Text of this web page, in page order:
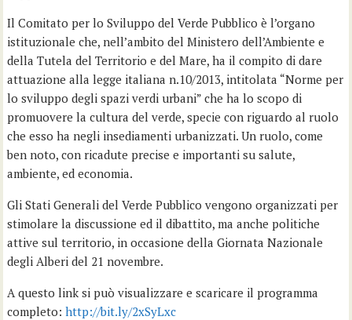
Il Comitato per lo Sviluppo del Verde Pubblico è l’organo
istituzionale che, nell’ambito del Ministero dell’Ambiente e
della Tutela del Territorio e del Mare, ha il compito di dare
attuazione alla legge italiana n.10/2013, intitolata “Norme per
lo sviluppo degli spazi verdi urbani” che ha lo scopo di
promuovere la cultura del verde, specie con riguardo al ruolo
che esso ha negli insediamenti urbanizzati. Un ruolo, come
ben noto, con ricadute precise e importanti su salute,
ambiente, ed economia.
Gli Stati Generali del Verde Pubblico vengono organizzati per
stimolare la discussione ed il dibattito, ma anche politiche
attive sul territorio, in occasione della Giornata Nazionale
degli Alberi del 21 novembre.
A questo link si può visualizzare e scaricare il programma
completo:http://bit.ly/2xSyLxc